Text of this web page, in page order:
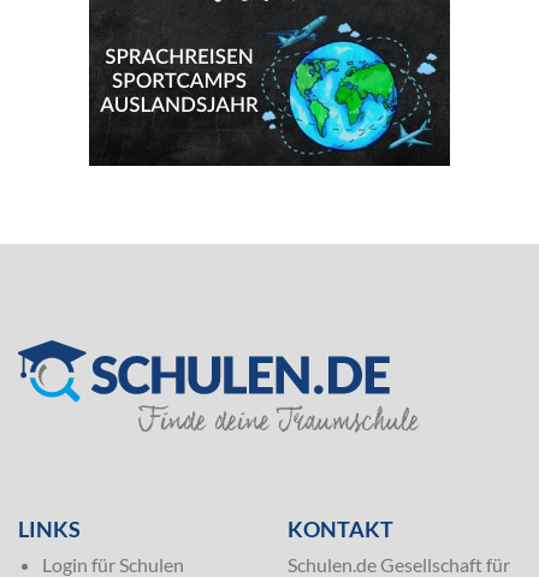
LINKS
Login für Schulen
KONTAKT
Schulen.de Gesellschaft für